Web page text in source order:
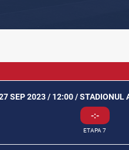
SEP 2023 / 12:00 / STADIONUL
-:-
ETAPA 7